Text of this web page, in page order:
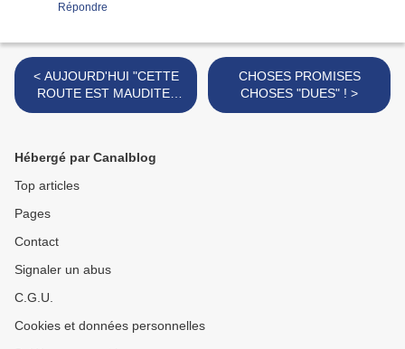
Répondre
< AUJOURD'HUI "CETTE
ROUTE EST MAUDITE"
ETAIT MON 400ème
CHOSES PROMISES
CHOSES "DUES" ! >
Hébergé par Canalblog
Top articles
Pages
Contact
Signaler un abus
C.G.U.
Cookies et données personnelles